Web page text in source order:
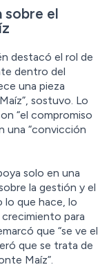
sobre el
destacó el rol de
dentro del
una pieza
sostuvo. Lo
“el compromiso
una “convicción
solo en una
la gestión y el
lo que hace, lo
para
que “se ve el
que se trata de
Maíz”.